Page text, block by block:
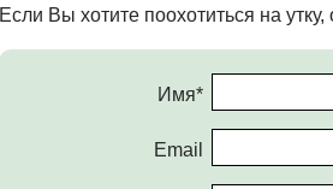
Если Вы хотите поохотиться на
Имя*
Email